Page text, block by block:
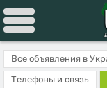
Все объявления в
Телефоны и связь